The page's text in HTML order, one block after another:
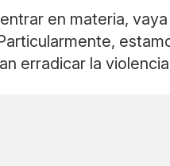
en materia,
erradicar la